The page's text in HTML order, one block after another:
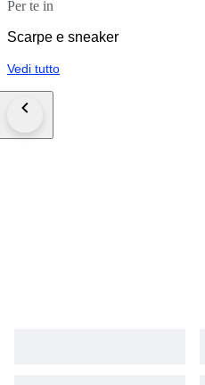
Per te in
Scarpe e sneaker
Vedi tutto